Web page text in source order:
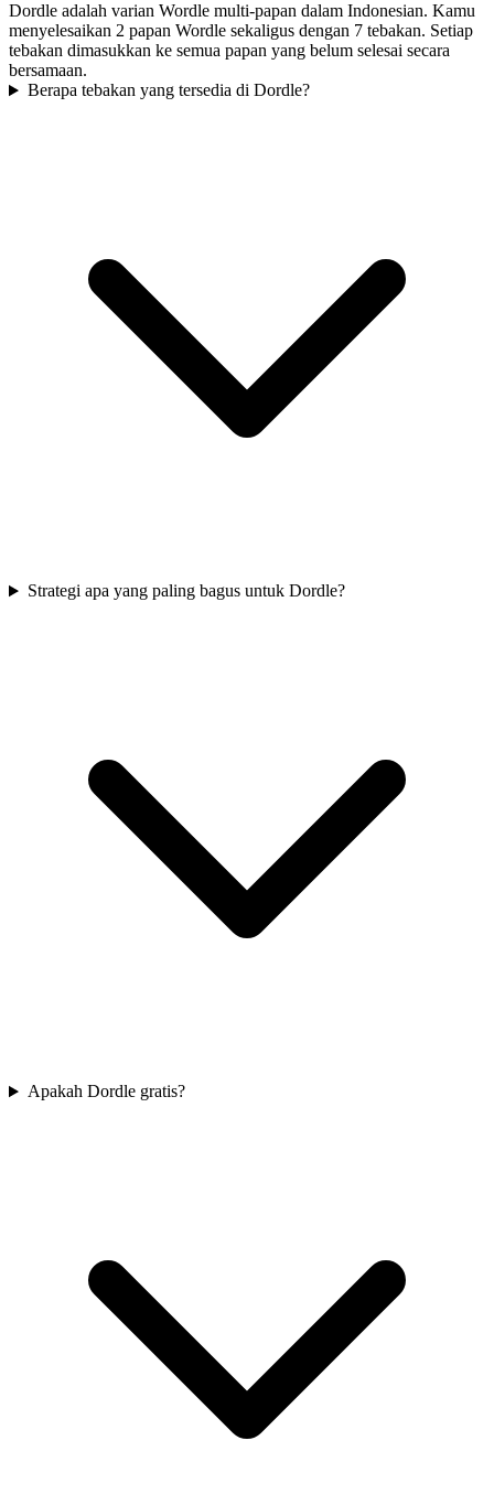
Dordle adalah varian Wordle multi-papan dalam Indonesian. Kamu
menyelesaikan 2 papan Wordle sekaligus dengan 7 tebakan. Setiap
tebakan dimasukkan ke semua papan yang belum selesai secara
bersamaan.
Berapa tebakan yang tersedia di Dordle?
Strategi apa yang paling bagus untuk Dordle?
Apakah Dordle gratis?